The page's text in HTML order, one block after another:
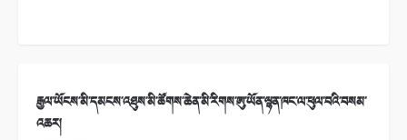
རྒྱལ་ཡོངས་མི་དམངས་འཐུས་མི་ཚོགས་ཆེན་མི་རིགས་ཨུ་ཡོན་ལྷན་ཁང་ལ་ཕུལ་བའི་བསམ་
འཆར།